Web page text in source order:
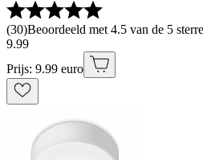
(30)Beoordeeld met 4.5 van de 5
9.99
Prijs: 9.99 euro